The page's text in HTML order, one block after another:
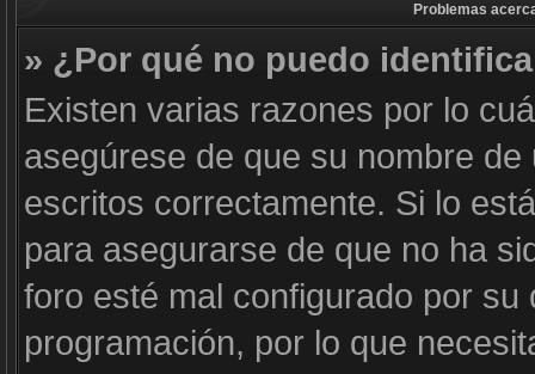
Problemas
» ¿Por qué no puedo
Existen varias razones por lo
asegúrese de que su nombre
escritos correctamente. Si lo
para asegurarse de que no ha
foro esté mal configurado por
programación, por lo que